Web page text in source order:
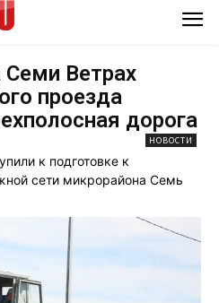
Семи Ветрах
проезда
дорога
НОВОСТИ
к подготовке к
сети микрорайона Семь